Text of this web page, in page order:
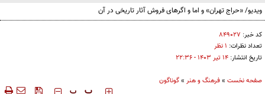
ویدیو/ «حراج تهران» و اما و اگرهای فروش آثار تاریخی در آن
کد خبر: ۸۴۹۰۲۷
تعداد نظرات: ۱ نظر
تاریخ انتشار: ۱۴ تير ۱۴۰۳ - ۲۲:۳۶
صفحه نخست »فرهنگ و هنر »گوناگون
پ